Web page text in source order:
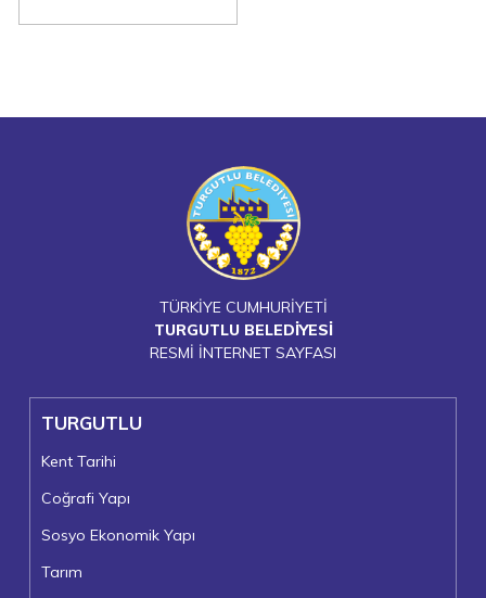
TÜRKİYE CUMHURİYETİ
TURGUTLU BELEDİYESİ
RESMİ İNTERNET SAYFASI
TURGUTLU
Kent Tarihi
Coğrafi Yapı
Sosyo Ekonomik Yapı
Tarım